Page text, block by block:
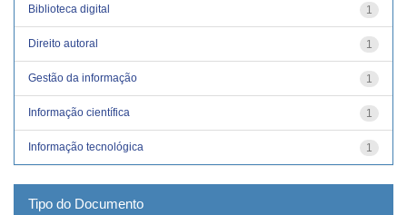
1
Biblioteca digital
1
Direito autoral
1
Gestão da informação
1
Informação científica
1
Informação tecnológica
Tipo do Documento